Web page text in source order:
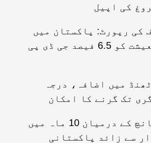
کی اپیل
کی رپورٹ: پاکستان میں
کرپشن سے معیشت کو 6.5 فیصد جی ڈی پی
میں اضافہ، درجہ
سخت ویزا جانچ کے درمیان 10 ماہ میں
15 ہزار سے زائد پاکستانی